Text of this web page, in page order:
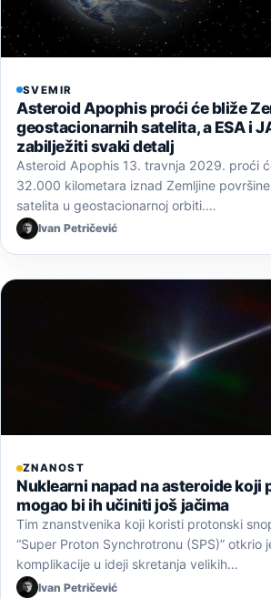
SVEMIR
Asteroid Apophis proći će bliže
geostacionarnih satelita, a ESA i
zabilježiti svaki detalj
Asteroid Apophis 13. travnja 2029. proći
32.000 kilometara iznad Zemljine
satelita u geostacionarnoj orbiti.…
Ivan Petričević
ZNANOST
Nuklearni napad na asteroide koji
mogao bi ih učiniti još jačima
Tim znanstvenika koji koristi protonski
“Super Proton Synchrotronu (SPS)” otkrio
komplikacije u ideji skretanja velikih…
Ivan Petričević